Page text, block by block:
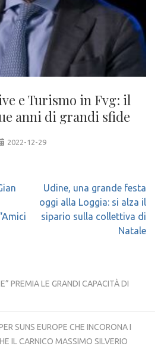
e Turismo in Fvg: il
anni di grandi sfide
2022-12-29
Udine, una grande festa
oggi alla Loggia: si alza il
sipario sulla collettiva di
Natale
PREMIA LE GRANDI CAPACITÀ DI
SUNS EUROPE CHE INCORONA I
IL CARNICO MASSIMO SILVERIO